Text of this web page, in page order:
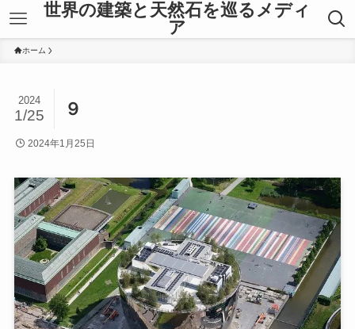
世界の建築と天然石を巡るメディ
ア
ホーム
９
2024
1/25
2024年1月25日